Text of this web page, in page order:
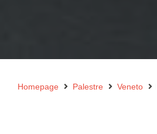
Homepage Palestre Veneto